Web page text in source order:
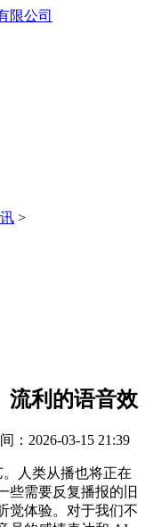
>
流利的语音效
：2026-03-15 21:39
人类从播也将正在
些需要反复播报的旧
觉体验。对于我们不